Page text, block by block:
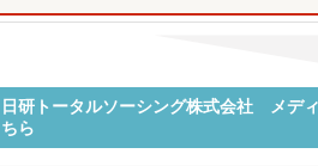
日研トータルソーシング株式会社 メデ
ちら